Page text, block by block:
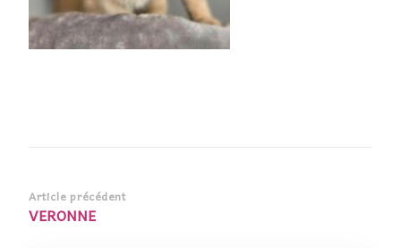
Navigation
d’article
Article précédent
VERONNE